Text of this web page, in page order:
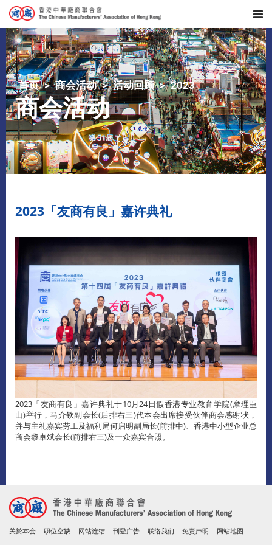
首页 商会活动 活动回顾 2023
商会活动
2023「友商有良」嘉许典礼
2023「友商有良」嘉许典礼于10月24日假香港专业教育学院(摩理臣
山)举行，马介钦副会长(后排右三)代本会出席接受伙伴商会感谢状，
并与主礼嘉宾劳工及福利局何启明副局长(前排中)、香港中小型企业总
商会黎卓斌会长(前排右三)及一众嘉宾合照。
关於本会 职位空缺 网站连结 刊登广告 联络我们 免责声明 网站地图